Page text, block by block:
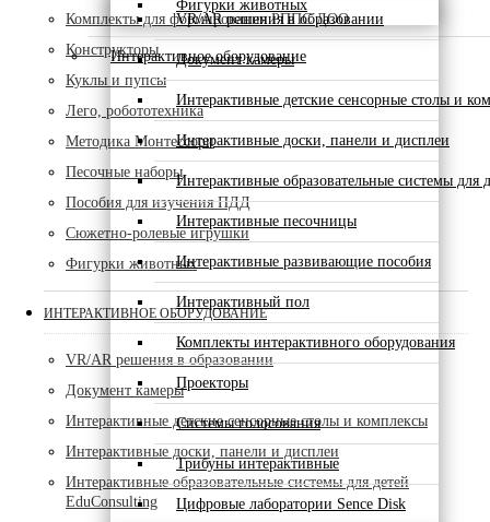
Фигурки животных
Интерактивное оборудование
VR/AR решения в образовании
Документ камеры
Интерактивные детские сенсорные столы и
Интерактивные доски, панели и дисплеи
Интерактивные образовательные системы для
Интерактивные песочницы
Интерактивные развивающие пособия
Интерактивный пол
Комплекты интерактивного оборудования
Проекторы
Системы голосования
Трибуны интерактивные
Цифровые лаборатории Sence Disk
Комплекты для формирования РППС ДОО
Конструкторы
Куклы и пупсы
Лего, робототехника
Методика Монтессори
Песочные наборы
Пособия для изучения ПДД
Сюжетно-ролевые игрушки
Фигурки животных
ИНТЕРАКТИВНОЕ ОБОРУДОВАНИЕ
VR/AR решения в образовании
Документ камеры
Интерактивные детские сенсорные столы и комплексы
Интерактивные доски, панели и дисплеи
Интерактивные образовательные системы для детей
EduConsulting